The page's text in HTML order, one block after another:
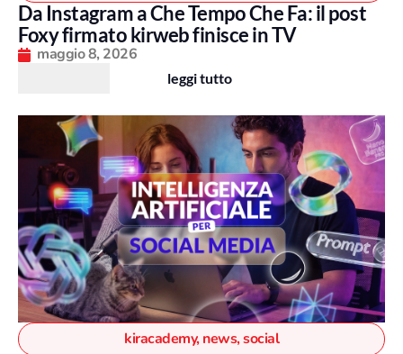
Da Instagram a Che Tempo Che Fa: il post
Foxy firmato kirweb finisce in TV
maggio 8, 2026
leggi tutto
kiracademy,news,social